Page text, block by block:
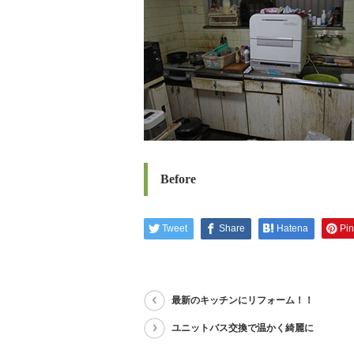
Before
Tweet Share Hatena
最新のキッチンにリフォーム！！
ユニットバス交換で温かく綺麗に